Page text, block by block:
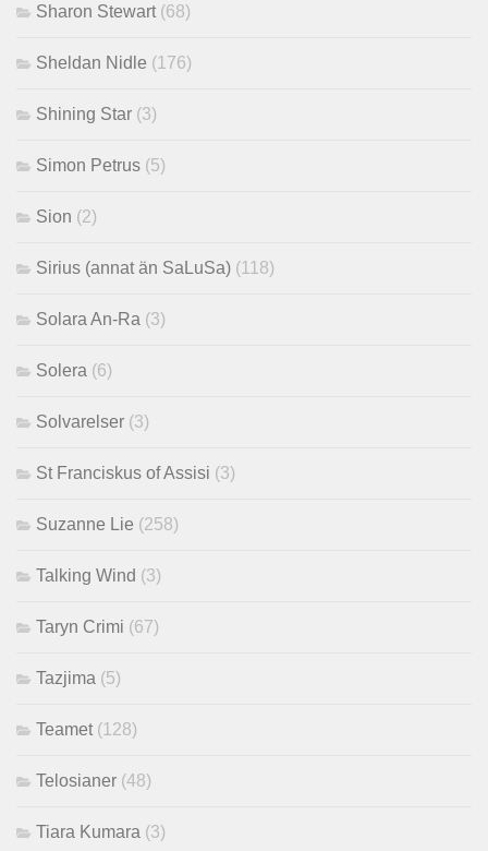
Sharon Stewart (68)
Sheldan Nidle (176)
Shining Star (3)
Simon Petrus (5)
Sion (2)
Sirius (annat än SaLuSa) (118)
Solara An-Ra (3)
Solera (6)
Solvarelser (3)
St Franciskus of Assisi (3)
Suzanne Lie (258)
Talking Wind (3)
Taryn Crimi (67)
Tazjima (5)
Teamet (128)
Telosianer (48)
Tiara Kumara (3)